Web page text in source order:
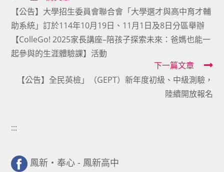
more
articles
【公告】大學招生委員會聯合會「大學選才與高中育才輔
助系統」訂於114年10月19日、11月1日及8日分區舉辦
【ColleGo! 2025家長講座–陪孩子探索未來：爸媽也能一
起參與的生涯體驗課】活動
下一篇文章
【公告】全民英檢」（GEPT）新年度初級、中級測驗，
陸續開放報名
:::
鳳新・奉心 - 鳳新高中